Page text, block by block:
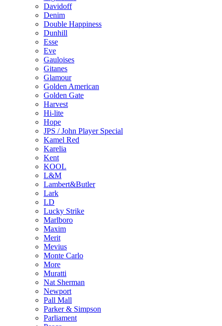
Davidoff
Denim
Double Happiness
Dunhill
Esse
Eve
Gauloises
Gitanes
Glamour
Golden American
Golden Gate
Harvest
Hi-lite
Hope
JPS / John Player Special
Kamel Red
Karelia
Kent
KOOL
L&M
Lambert&Butler
Lark
LD
Lucky Strike
Marlboro
Maxim
Merit
Mevius
Monte Carlo
More
Muratti
Nat Sherman
Newport
Pall Mall
Parker & Simpson
Parliament